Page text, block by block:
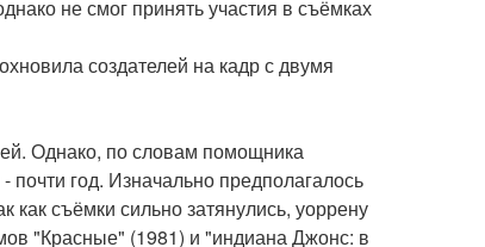
не смог принять участия в съёмках
создателей на кадр с двумя
Однако, по словам помощника
год. Изначально предполагалось
как съёмки сильно затянулись, уоррену
"Красные" (1981) и "индиана Джонс: в